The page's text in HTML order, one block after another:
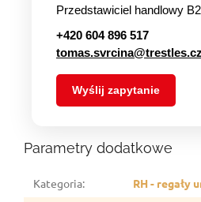
Przedstawiciel handlowy
+420 604 896 517
tomas.svrcina@trestles.cz
Wyślij zapytanie
Parametry dodatkowe
Kategoria:
RH - regały